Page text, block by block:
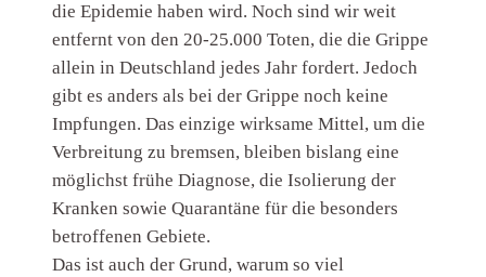
die Epidemie haben wird. Noch sind wir weit
entfernt von den 20-25.000 Toten, die die Grippe
allein in Deutschland jedes Jahr fordert. Jedoch
gibt es anders als bei der Grippe noch keine
Impfungen. Das einzige wirksame Mittel, um die
Verbreitung zu bremsen, bleiben bislang eine
möglichst frühe Diagnose, die Isolierung der
Kranken sowie Quarantäne für die besonders
betroffenen Gebiete.
Das ist auch der Grund, warum so viel